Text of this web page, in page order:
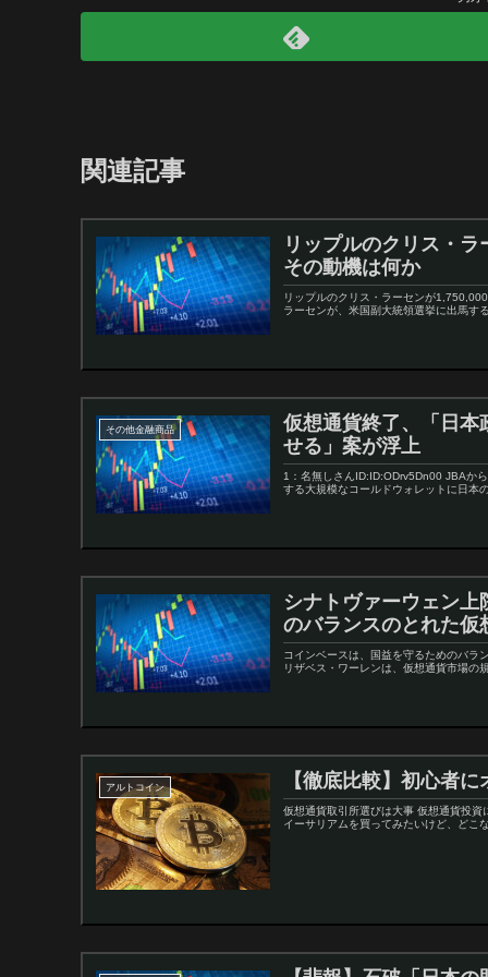
関連記事
リップルのクリス・
その動機は何か
リップルのクリス・ラーセンが
ラーセンが、米国副大統領選挙に出馬
その他金融商品
仮想通貨終了、「日本
せる」案が浮上
1：名無しさんID:ID:ODrv5Dn00 JBAか
する大規模なコールドウォレットに日本
シナトヴァーウェン
のバランスのとれた仮
コインベースは、国益を守るためのバラ
リザベス・ワーレンは、仮想通貨市場の
アルトコイン 【徹底比較】初心者
仮想通貨取引所選びは大事 仮想通貨投
イーサリアムを買ってみたいけど、どこ